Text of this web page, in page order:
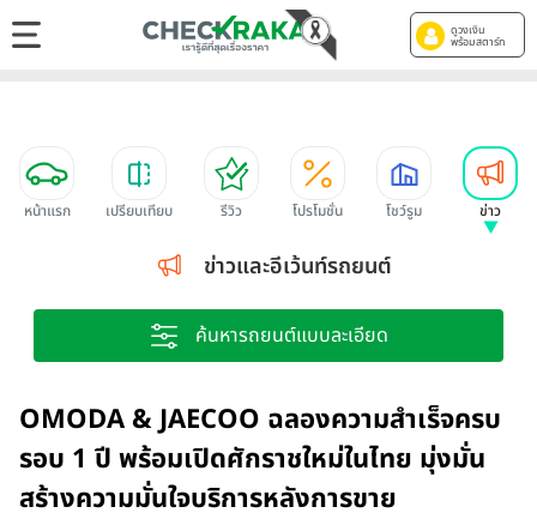
ดูวงเงิน
พร้อมสตาร์ท
หน้าแรก เปรียบเทียบ รีวิว โปรโมชั่น โชว์รูม ข่าว
ข่าวและอีเว้นท์รถยนต์
ค้นหารถยนต์แบบละเอียด
OMODA & JAECOO ฉลองความสำเร็จครบ
รอบ 1 ปี พร้อมเปิดศักราชใหม่ในไทย มุ่งมั่น
สร้างความมั่นใจบริการหลังการขาย